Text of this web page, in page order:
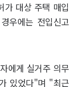
가 대상 주택 매입
우에는 전입신고
에게 실거주 의무
있었다"며 "최근